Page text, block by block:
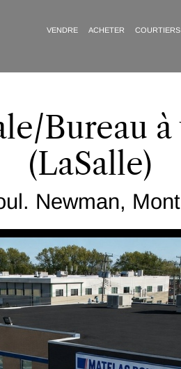
VENDRE ACHETER COURTIERS
Bureau
(LaSalle)
Newman,